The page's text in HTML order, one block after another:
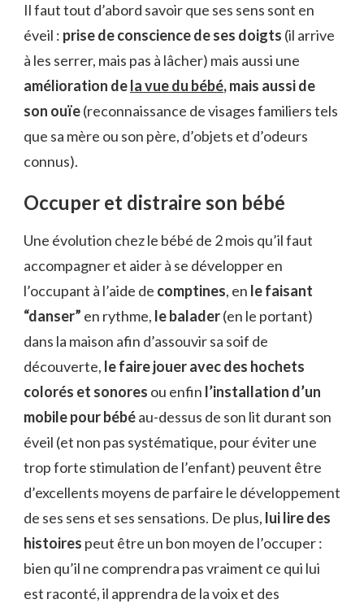
Il faut tout d’abord savoir que ses sens sont en
éveil : prise de conscience de ses doigts (il arrive
à les serrer, mais pas à lâcher) mais aussi une
amélioration dela vue du bébé, mais aussi de
son ouïe(reconnaissance de visages familiers tels
que sa mère ou son père, d’objets et d’odeurs
connus).
Occuper et distraire son bébé
Une évolution chez le bébé de 2 mois qu’il faut
accompagner et aider à se développer en
l’occupant à l’aide de comptines, en le faisant
“danser” en rythme, le balader(en le portant)
dans la maison afin d’assouvir sa soif de
découverte, le faire jouer avec des hochets
colorés et sonores ou enfin l’installation d’un
mobile pour bébéau-dessus de son lit durant son
éveil (et non pas systématique, pour éviter une
trop forte stimulation de l’enfant) peuvent être
d’excellents moyens de parfaire le développement
de ses sens et ses sensations. De plus, lui lire des
histoires peut être un bon moyen de l’occuper :
bien qu’il ne comprendra pas vraiment ce qui lui
est raconté, il apprendra de la voix et des